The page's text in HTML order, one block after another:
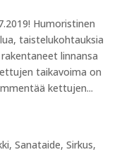
Humoristinen
taistelukohtauksia
linnansa
taikavoima on
kettujen...
, Sanataide, Sirkus,